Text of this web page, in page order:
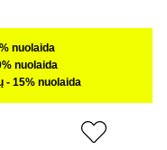
nuolaida
nuolaida
- 15% nuolaida